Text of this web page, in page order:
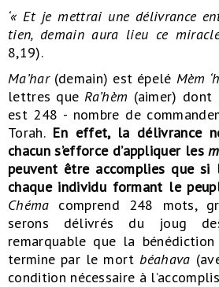
‘« Et je mettrai une délivrance
tien, demain aura lieu ce
8,19).
Ma’har(demain) est épelé Mèm
lettres queRa’hèm (aimer) dont
est 248 - nombre de
Torah. En effet, la délivrance
chacun s’efforce d’appliquer les
peuvent être accomplies que si
chaque individu formant le
Chéma comprend 248 mots,
serons délivrés du joug
remarquable que la
termine par le mort béahava
condition nécessaire à